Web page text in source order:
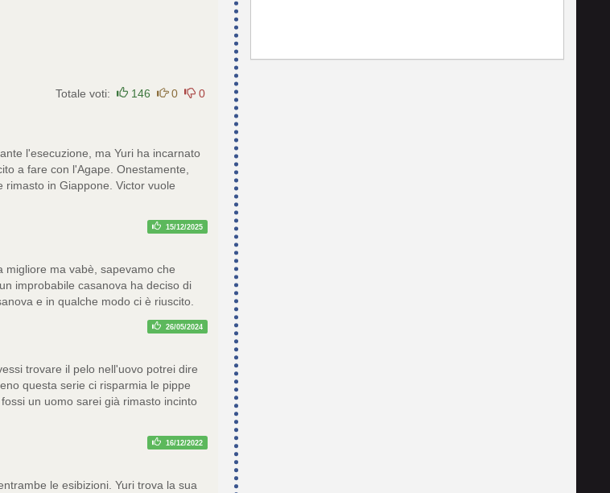
Totale voti: 146 0 0
l'esecuzione, ma Yuri ha incarnato
a fare con l'Agape. Onestamente,
rimasto in Giappone. Victor vuole
15/12/2025
migliore ma vabè, sapevamo che
improbabile casanova ha deciso di
e in qualche modo ci è riuscito.
26/05/2024
trovare il pelo nell'uovo potrei dire
questa serie ci risparmia le pippe
un uomo sarei già rimasto incinto
16/12/2022
le esibizioni. Yuri trova la sua